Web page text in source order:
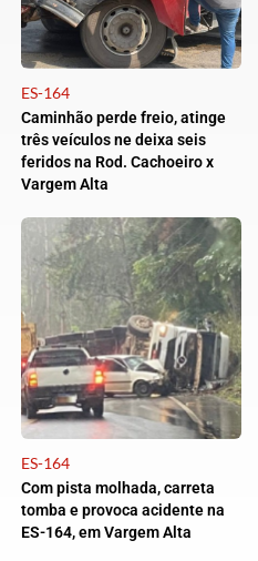
ES-164
Caminhão perde freio, atinge
três veículos ne deixa seis
feridos na Rod. Cachoeiro x
Vargem Alta
ES-164
Com pista molhada, carreta
tomba e provoca acidente na
ES-164, em Vargem Alta